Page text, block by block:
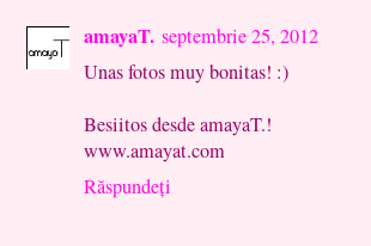
amayaT. septembrie 25, 2012
Unas fotos muy bonitas! :)
Besiitos desde amayaT.!
www.amayat.com
Răspundeți